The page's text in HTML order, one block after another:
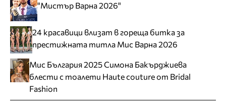
"Мистър Варна 2026"
24 красавици влизат в гореща битка за
престижната титла Мис Варна 2026
Мис България 2025 Симона Бакърджиева
блести с тоалети Haute couture от Bridal
Fashion